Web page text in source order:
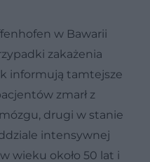
w Bawarii
zakażenia
informują tamtejsze
zmarł z
drugi w stanie
intensywnej
wieku około 50 lat i